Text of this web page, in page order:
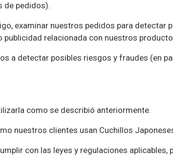
de pedidos).
examinar nuestros pedidos para detectar
relacionada con nuestros
a detectar posibles riesgos y fraudes (en
como se describió anteriormente.
nuestros clientes usan Cuchillos
con las leyes y regulaciones aplicables,